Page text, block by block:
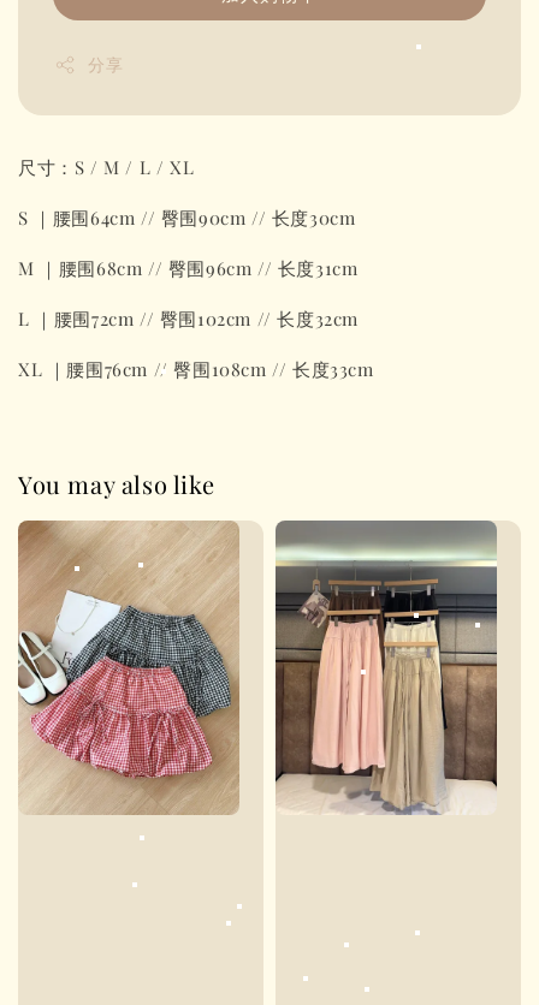
分享
尺寸：S / M / L / XL
S ｜腰围64cm // 臀围90cm // 长度30cm
M ｜腰围68cm // 臀围96cm // 长度31cm
L ｜腰围72cm // 臀围102cm // 长度32cm
XL ｜腰围76cm // 臀围108cm // 长度33cm
You may also like